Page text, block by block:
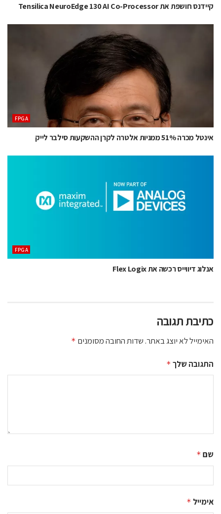
קיידנס חושפת את Tensilica NeuroEdge 130 AI Co-Processor
‫‪FPGA‬‬
אינטל מכרה 51% ממניות אלטרה לקרן ההשקעות סילבר לייק
‫‪FPGA‬‬
אנלוג דיווייס רכשה את Flex Logix
כתיבת תגובה
האימייל לא יוצג באתר.שדות החובה מסומנים *
התגובה שלך *
שם *
אימייל *